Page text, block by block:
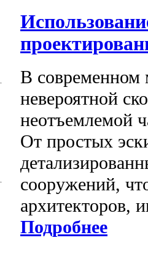
В современном
невероятной
неотъемлемой
От простых
сооружений,
архитекторов,
Подробнее